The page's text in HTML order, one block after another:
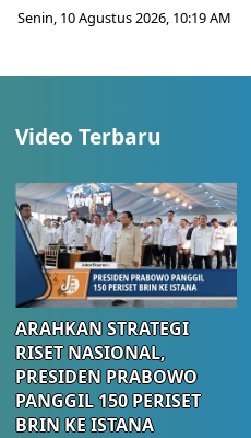
Senin, 10 Agustus 2026, 10:19 AM
Video Terbaru
ARAHKAN STRATEGI
RISET NASIONAL,
PRESIDEN PRABOWO
PANGGIL 150 PERISET
BRIN KE ISTANA